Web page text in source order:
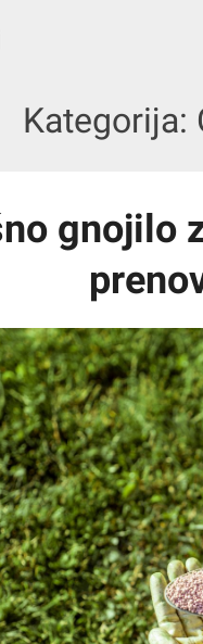
Kategorija:
gnojilo